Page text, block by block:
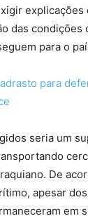
das condições
para o
para
seria um
De
apesar
em